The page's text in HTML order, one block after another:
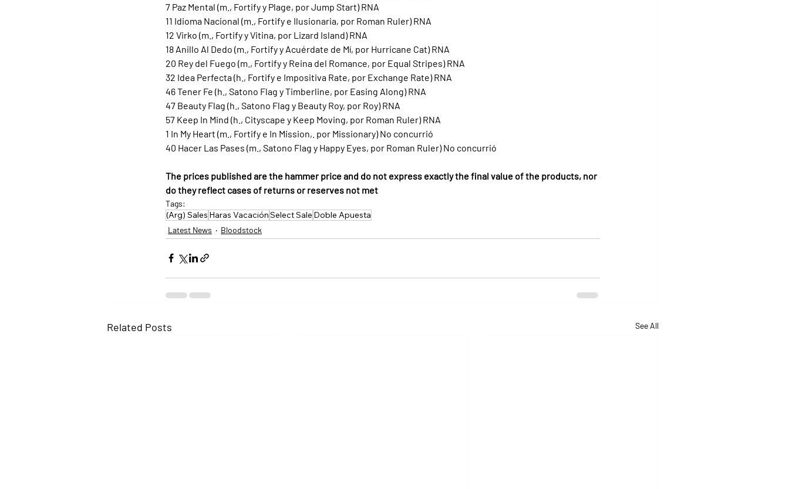
7 Paz Mental (m., Fortify y Plage, por Jump Start) RNA
11 Idioma Nacional (m., Fortify e Ilusionaria, por Roman Ruler) RNA
12 Virko (m., Fortify y Vitina, por Lizard Island) RNA
18 Anillo Al Dedo (m., Fortify y Acuérdate de Mí, por Hurricane Cat) RNA
20 Rey del Fuego (m., Fortify y Reina del Romance, por Equal Stripes) RNA
32 Idea Perfecta (h., Fortify e Impositiva Rate, por Exchange Rate) RNA
46 Tener Fe (h., Satono Flag y Timberline, por Easing Along) RNA
47 Beauty Flag (h., Satono Flag y Beauty Roy, por Roy) RNA
57 Keep In Mind (h., Cityscape y Keep Moving, por Roman Ruler) RNA
1 In My Heart (m., Fortify e In Mission,. por Missionary) No concurrió
40 Hacer Las Pases (m., Satono Flag y Happy Eyes, por Roman Ruler) No concurrió
The prices published are the hammer price and do not express exactly the final value of the products, nor
do they reflect cases of returns or reserves not met
Tags:
(Arg) Sales Haras VacaciónSelect Sale Doble Apuesta
Latest News Bloodstock
Related Posts See All